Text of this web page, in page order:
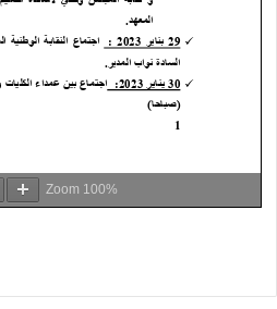
Zoom 100%